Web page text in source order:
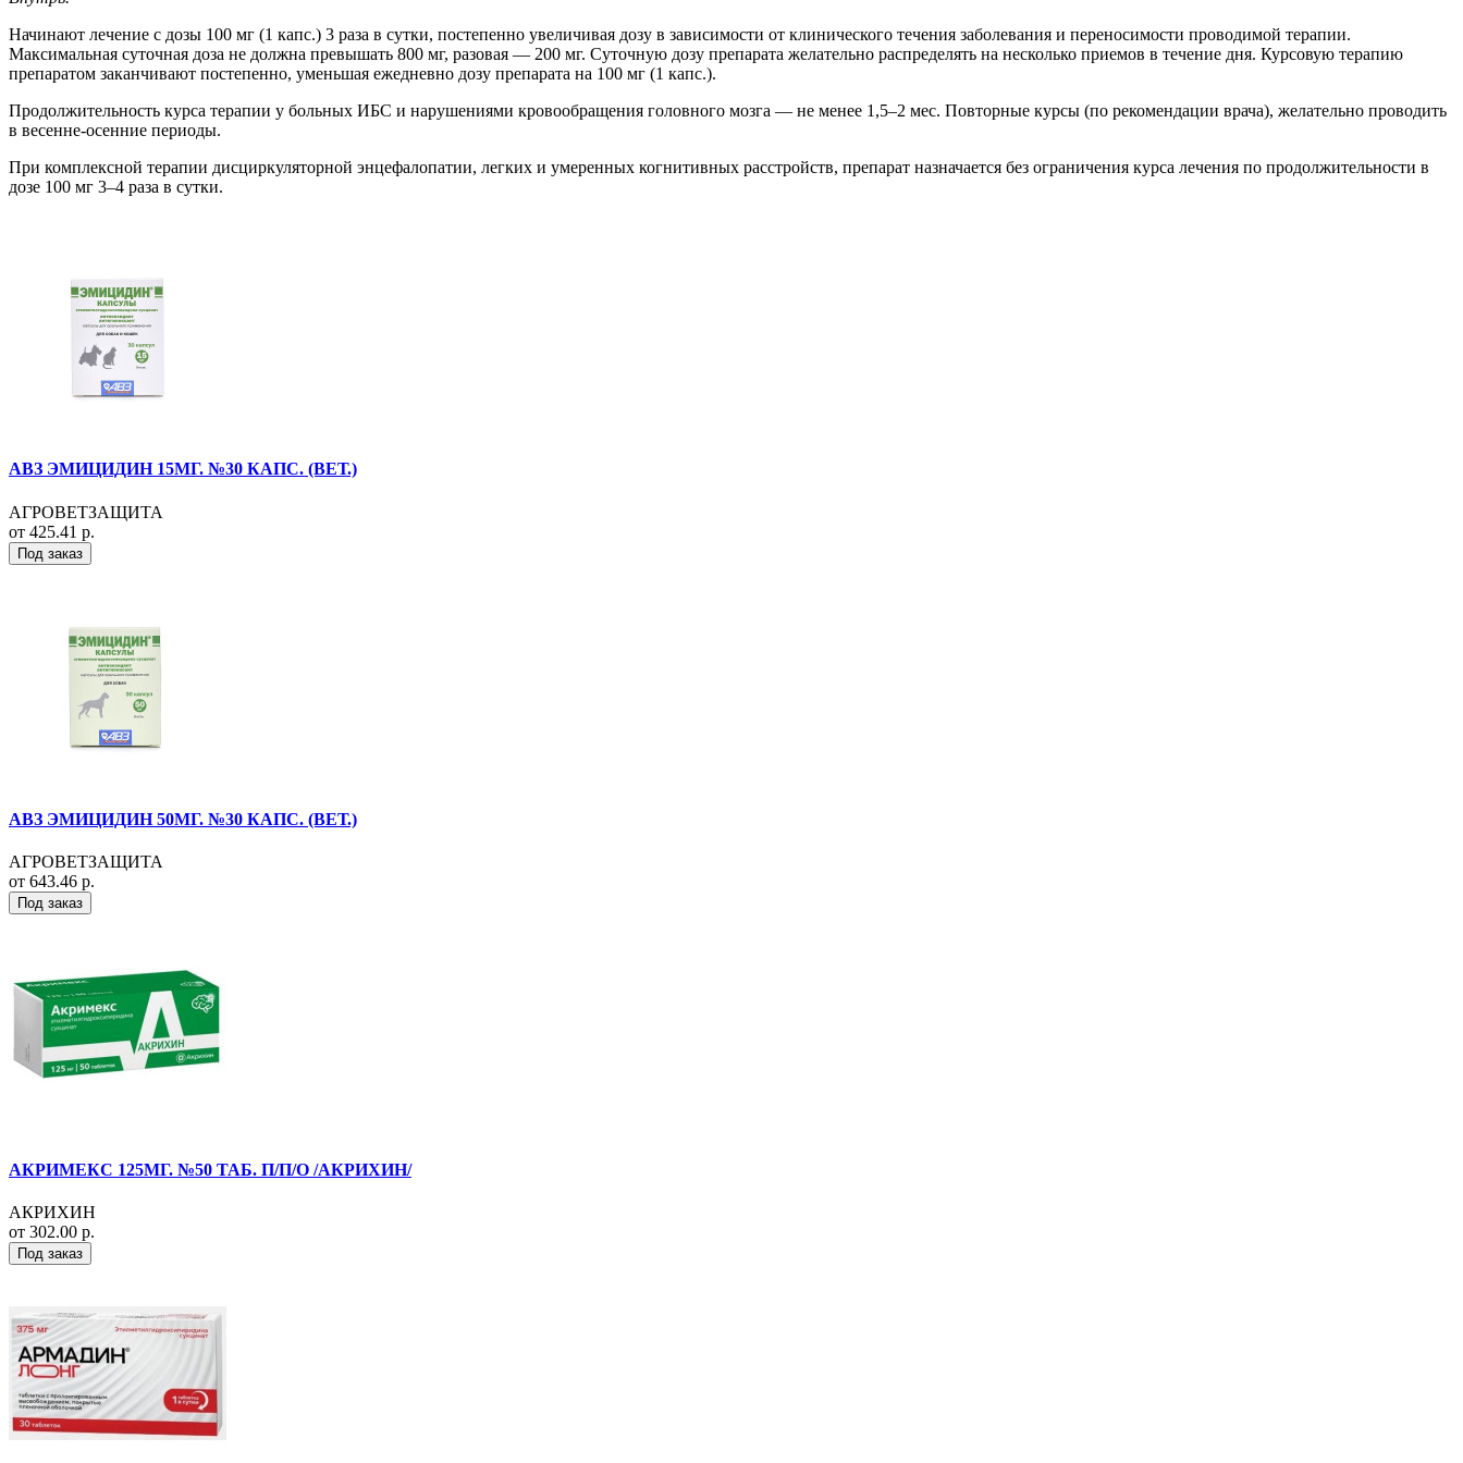
Начинают лечение с дозы 100 мг (1 капс.) 3 раза в сутки, постепенно увеличивая дозу в зависимости от клинического течения заболевания и переносимости проводимой терапии.
Максимальная суточная доза не должна превышать 800 мг, разовая — 200 мг. Суточную дозу препарата желательно распределять на несколько приемов в течение дня. Курсовую терапию
препаратом заканчивают постепенно, уменьшая ежедневно дозу препарата на 100 мг (1 капс.).
Продолжительность курса терапии у больных ИБС и нарушениями кровообращения головного мозга — не менее 1,5–2 мес. Повторные курсы (по рекомендации врача), желательно проводить
в весенне-осенние периоды.
При комплексной терапии дисциркуляторной энцефалопатии, легких и умеренных когнитивных расстройств, препарат назначается без ограничения курса лечения по продолжительности в
дозе 100 мг 3–4 раза в сутки.
АВЗ ЭМИЦИДИН 15МГ. №30 КАПС. (ВЕТ.)
АГРОВЕТЗАЩИТА
от 425.41 р.
Под заказ
АВЗ ЭМИЦИДИН 50МГ. №30 КАПС. (ВЕТ.)
АГРОВЕТЗАЩИТА
от 643.46 р.
Под заказ
АКРИМЕКС 125МГ. №50 ТАБ. П/П/О /АКРИХИН/
АКРИХИН
от 302.00 р.
Под заказ